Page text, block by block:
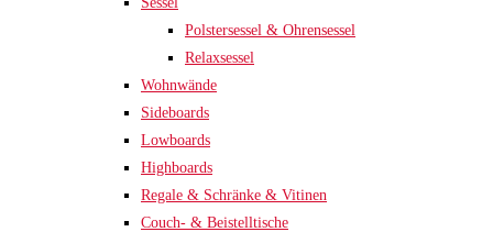
Polstersessel & Ohrensessel
Relaxsessel
Wohnwände
Sideboards
Lowboards
Highboards
Regale & Schränke & Vitinen
Couch- & Beistelltische